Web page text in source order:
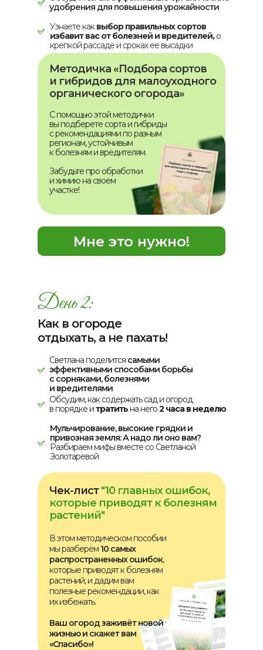
удобрения для повышения урожайности
Узнаете каквыбор правильных сортов
избавит вас от болезней и вредителей,о
крепкой рассаде и сроках ее высадки
Методичка «Подбора сортов
и гибридов для малоуходного
органического огорода»
Мне это нужно!
С помощью этой методички
вы подберете сорта и гибриды
с рекомендациями по разным
регионам, устойчивым
к болезням и вредителям.
Забудьте про обработки
и химию на своем
участке!
Как в огороде
отдыхать, а не пахать!
Светлана поделится самыми
эффективными способами борьбы
с сорняками, болезнями
и вредителями
Обсудим, как содержать сад и огород
в порядке итратить на него2 часа в неделю
Мульчирование, высокие грядки и
привозная земля: А надо ли оно вам?
Разбираем мифы вместе со Светланой
Золотаревой
Чек-лист"10 главных ошибок,
которые приводят к болезням
растений"
В этом методическом пособии
мы разберём 10 самых
распространенных ошибок,
которые приводят к болезням
растений, и дадим вам
полезные рекомендации, как
их избежать.
Ваш огород заживёт новой
жизнью и скажет вам
«Спасибо»!